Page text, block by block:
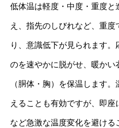
低体温は軽度・中度・重度と
え、指先のしびれなど、重
り、意識低下が見られます
のを速やかに脱がせ、暖かい
（胴体・胸）を保温します
えることも有効ですが、即
など急激な温度変化を避ける